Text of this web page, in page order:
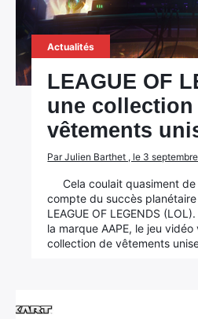
Actualités
LEAGUE OF
une collection
vêtements
Par Julien Barthet , le 3
Cela coulait quasiment
compte du succès
LEAGUE OF LEGENDS
la marque AAPE, le jeu
collection de vêtements